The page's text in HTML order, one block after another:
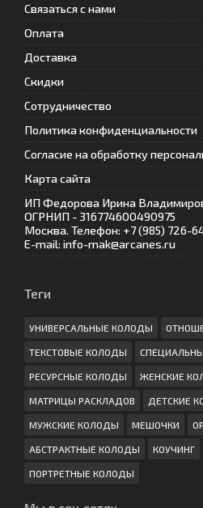
Связаться с нами
Оплата
Доставка
Скидки
Сотрудничество
Политика конфиденциальности
Согласие на обработку
Карта сайта
ИП Федорова Ирина
ОГРНИП - 316774600490975
Москва. Телефон: +7 (985) 726-
E-mail: info-mak@arcanes.ru
Теги
УНИВЕРСАЛЬНЫЕ КОЛОДЫ
ТЕКСТОВЫЕ КОЛОДЫ
РЕСУРСНЫЕ КОЛОДЫ ЖЕНСКИЕ
МАТРИЦЫ РАСКЛАДОВ ДЕТСКИЕ
МУЖСКИЕ КОЛОДЫ МЕШОЧКИ
АБСТРАКТНЫЕ КОЛОДЫ КОУЧИНГ
ПОРТРЕТНЫЕ КОЛОДЫ